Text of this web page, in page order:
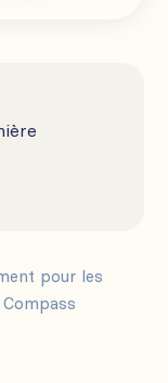
pour les